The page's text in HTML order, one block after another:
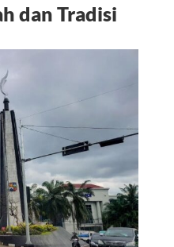
dan Tradisi